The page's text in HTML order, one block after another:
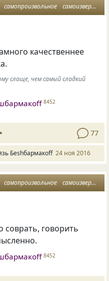
самопроизвольное самоизвержение
качественнее
слаще, чем самый сладкий
8452
77
Беshбармакоff 24 ноя 2016
самопроизвольное самоизвержение
соврать, говорить
8452